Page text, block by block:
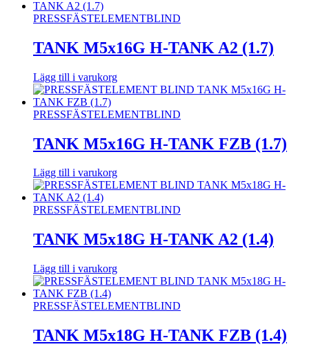
PRESSFÄSTELEMENTBLIND
TANK M5x16G H-TANK A2 (1.7)
Lägg till i varukorg
PRESSFÄSTELEMENTBLIND
TANK M5x16G H-TANK FZB (1.7)
Lägg till i varukorg
PRESSFÄSTELEMENTBLIND
TANK M5x18G H-TANK A2 (1.4)
Lägg till i varukorg
PRESSFÄSTELEMENTBLIND
TANK M5x18G H-TANK FZB (1.4)